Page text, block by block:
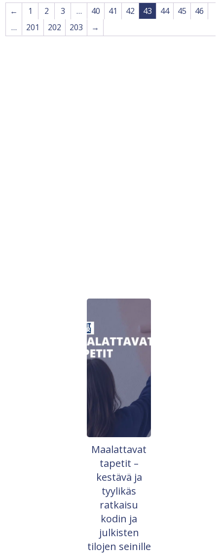
← 1 2 3 … 40 41 42 43 44 45
46
…
201 202 203 →
Maalattavat
tapetit –
kestävä ja
tyylikäs
ratkaisu
kodin ja
julkisten
tilojen seinille